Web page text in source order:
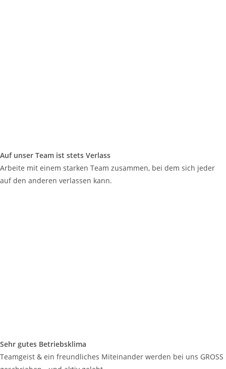
Auf unser Team ist stets Verlass
Arbeite mit einem starken Team zusammen, bei dem sich jeder
auf den anderen verlassen kann.
Sehr gutes Betriebsklima
Teamgeist & ein freundliches Miteinander werden bei uns GROSS